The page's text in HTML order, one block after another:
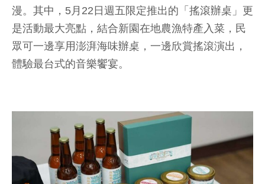
漫。其中，5月22日週五限定推出的「搖滾辦桌」更
是活動最大亮點，結合新園在地農漁特產入菜，民
眾可一邊享用澎湃海味辦桌，一邊欣賞搖滾演出，
體驗最台式的音樂饗宴。